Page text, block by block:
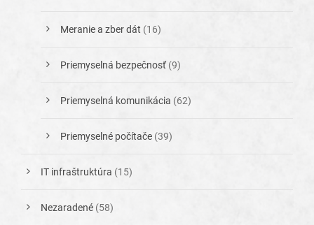
Meranie a zber dát (16)
Priemyselná bezpečnosť (9)
Priemyselná komunikácia (62)
Priemyselné počítače (39)
IT infraštruktúra (15)
Nezaradené (58)